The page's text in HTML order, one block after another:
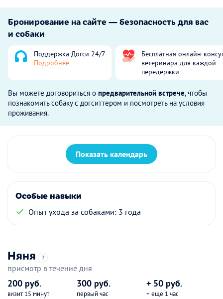
Бронирование на сайте — безопасность для вас
и собаки
Поддержка Догси 24/7
Подробнее
Бесплатная онлайн-
ветеринара для каждой
передержки
Вы можете договориться о предварительной встрече, чтобы
познакомить собаку с догситтером и посмотреть на условия
проживания.
Показать календарь
Особые навыки
Опыт ухода за собаками: 3 года
Няня ?
присмотр в течение дня
200 руб.
визит 15 минут
300 руб.
первый час
+ 50 руб.
+ еще 1 час